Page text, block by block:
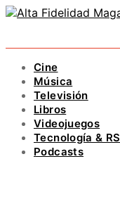
Cine
Música
Televisión
Libros
Videojuegos
Tecnología & RS
Podcasts